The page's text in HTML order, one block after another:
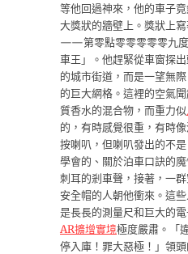
等他回過神來，他的車子
大獎狀的牆壁上。獎狀上
——第零點零零零零零九度
車王」。他趕緊從車窗探
的城市街道，而是一望無
的巨大網格。這裡的空氣
質香水的混合物，而重力似
的，有時感覺很重，有時
按喇叭，但喇叭發出的不
學會的、關於泊車口訣的
刺耳的剎車聲，接著，一
安全帽的人朝他衝來。這
是長長的測量尺和巨大的
AR擴增實境極度嚴肅。「
停入庫！罪大惡極！」領